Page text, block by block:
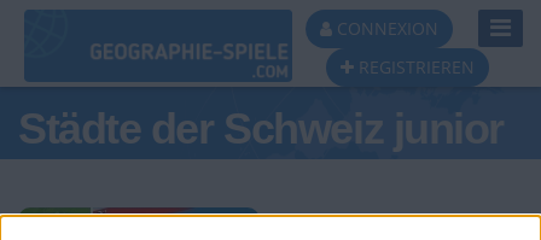
CONNEXION
REGISTRIEREN
Städte der Schweiz junior